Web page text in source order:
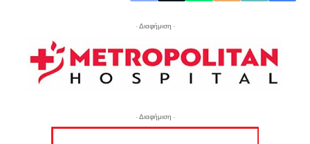
- Διαφήμιση -
- Διαφήμιση -